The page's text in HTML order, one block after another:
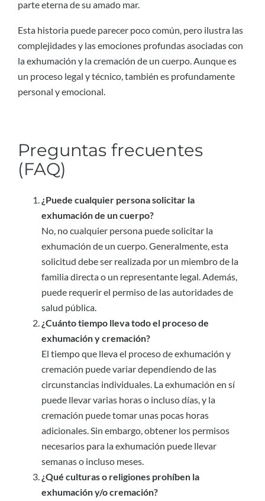
parte eterna de su amado mar.
Esta historia puede parecer poco común, pero ilustra las
complejidades y las emociones profundas asociadas con
la exhumación y la cremación de un cuerpo. Aunque es
un proceso legal y técnico, también es profundamente
personal y emocional.
Preguntas frecuentes
(FAQ)
¿Puede cualquier persona solicitar la
exhumación de un cuerpo?
No, no cualquier persona puede solicitar la
exhumación de un cuerpo. Generalmente, esta
solicitud debe ser realizada por un miembro de la
familia directa o un representante legal. Además,
puede requerir el permiso de las autoridades de
salud pública.
¿Cuánto tiempo lleva todo el proceso de
exhumación y cremación?
El tiempo que lleva el proceso de exhumación y
cremación puede variar dependiendo de las
circunstancias individuales. La exhumación en sí
puede llevar varias horas o incluso días, y la
cremación puede tomar unas pocas horas
adicionales. Sin embargo, obtener los permisos
necesarios para la exhumación puede llevar
semanas o incluso meses.
¿Qué culturas o religiones prohíben la
exhumación y/o cremación?